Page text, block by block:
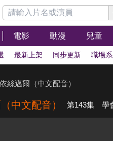
電影 動漫 兒童
最新上架 同步更新 職場系
絲邁爾（中文配音）
中文配音） 第143集 學